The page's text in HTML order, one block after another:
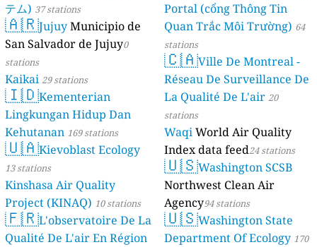
テム) 37 stations
🇦🇷Jujuy Municipio de
San Salvador de Jujuy0
stations
Kaikai 29 stations
🇮🇩Kementerian
Lingkungan Hidup Dan
Kehutanan 169 stations
🇺🇦Kievoblast Ecology
13 stations
Kinshasa Air Quality
Project (KINAQ) 10 stations
🇫🇷L'observatoire De La
Qualité De L'air En Région
Portal (cổng Thông Tin
Quan Trắc Môi Trường) 64
stations
🇨🇦Ville De Montreal -
Réseau De Surveillance De
La Qualité De L'air 20
stations
WaqiWorld Air Quality
Index data feed24 stations
🇺🇸Washington SCSB
Northwest Clean Air
Agency94 stations
🇺🇸Washington State
Department Of Ecology 170